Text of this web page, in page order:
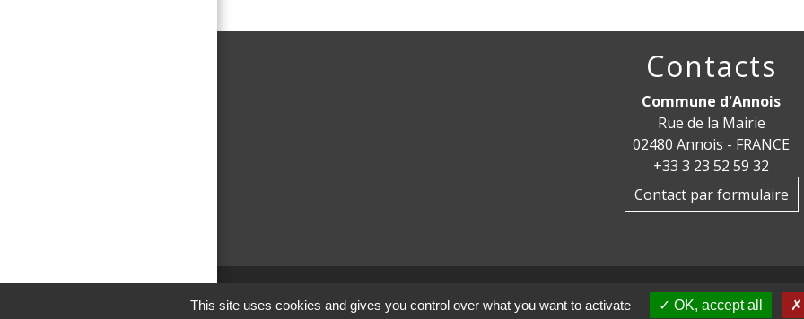
Contacts
Commune d'Annois
Rue de la Mairie
02480 Annois - FRANCE
+33 3 23 52 59 32
Contact par formulaire
Mentions légales - Politique de confidentialité - Accessibilité
This site uses cookies and gives you control over what you want to activate OK, accept all